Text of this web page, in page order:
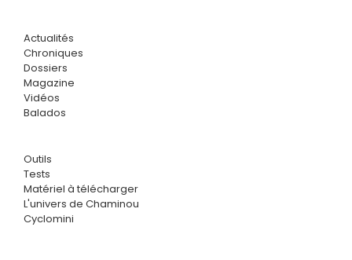
Actualités
Chroniques
Dossiers
Magazine
Vidéos
Balados
Outils
Tests
Matériel à télécharger
L'univers de Chaminou
Cyclomini